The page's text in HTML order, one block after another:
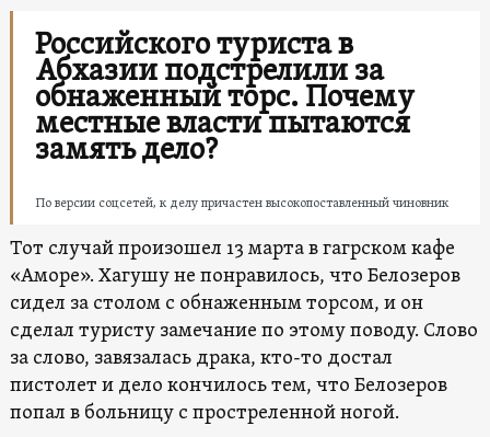
Российского туриста в
Абхазии подстрелили за
обнаженный торс. Почему
местные власти пытаются
замять дело?
По версии соцсетей, к делу причастен высокопоставленный чиновник
Тот случай произошел 13 марта в гагрском кафе
«Аморе». Хагушу не понравилось, что Белозеров
сидел за столом с обнаженным торсом, и он
сделал туристу замечание по этому поводу. Слово
за слово, завязалась драка, кто-то достал
пистолет и дело кончилось тем, что Белозеров
попал в больницу с простреленной ногой.